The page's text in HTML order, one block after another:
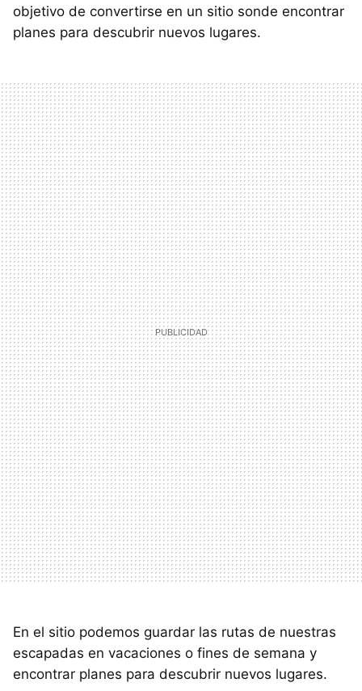
objetivo de convertirse en un sitio sonde encontrar
planes para descubrir nuevos lugares.
En el sitio podemos guardar las rutas de nuestras
escapadas en vacaciones o fines de semana y
encontrar planes para descubrir nuevos lugares.